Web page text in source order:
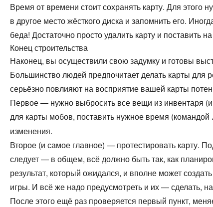
Время от времени стоит сохранять карту. Для этого
в другое место жёсткого диска и запомнить его.
беда! Достаточно просто удалить карту и поставить
Конец строительства
Наконец, вы осуществили свою задумку и готовы
Большинство людей предпочитает делать карты
серьёзно повлияют на восприятие вашей карты
Первое — нужно выбросить все вещи из инвентаря
для карты мобов, поставить нужное время (командой
изменения.
Второе (и самое главное) — протестировать карту.
следует — в общем, всё должно быть так, как
результат, который ожидался, и вполне может
игры. И всё же надо предусмотреть и их — сделать,
После этого ещё раз проверяется первый пункт,